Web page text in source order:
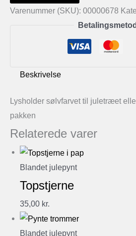
til
Varenummer (SKU): 00000678
Beskrivelse
Lysholder sølvfarvet til juletræet
pakken
Relaterede varer
Blandet julepynt
Topstjerne
35,00 kr.
Blandet julepynt